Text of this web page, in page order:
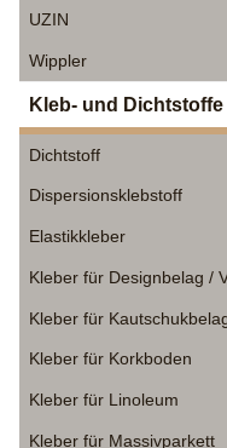
UZIN
Wippler
Kleb- und Dichtstoffe
Dichtstoff
Dispersionsklebstoff
Elastikkleber
Kleber für Designbelag /
Kleber für
Kleber für Korkboden
Kleber für Linoleum
Kleber für Massivparkett